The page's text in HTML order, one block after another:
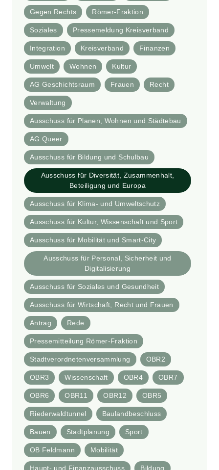
Gegen Rechts Römer-Fraktion
Soziales Pressemeldung Kreisverband
Integration Kreisverband Finanzen
Umwelt Wohnen Kultur
AG Geschichtsraum Frauen Recht
Verwaltung
Ausschuss für Planen, Wohnen und Städtebau
AG Queer
Ausschuss für Bildung und Schulbau
Ausschuss für Diversität, Zusammenhalt,
Beteiligung und Europa
Ausschuss für Klima- und Umweltschutz
Ausschuss für Kultur, Wissenschaft und Sport
Ausschuss für Mobilität und Smart-City
Ausschuss für Personal, Sicherheit und
Digitalisierung
Ausschuss für Soziales und Gesundheit
Ausschuss für Wirtschaft, Recht und Frauen
Antrag Rede
Pressemitteilung Römer-Fraktion
Stadtverordnetenversammlung OBR2
OBR3 Wissenschaft OBR4 OBR7
OBR6 OBR11 OBR12 OBR5
Riederwaldtunnel Baulandbeschluss
Bauen Stadtplanung Sport
OB Feldmann Mobilität
Haupt- und Finanzausschuss Bildung